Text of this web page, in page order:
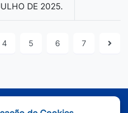
DE 2025.
4 5 6 7
| Das 7h às 11h e das 13h às 17h